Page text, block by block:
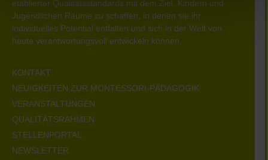
etablierter Qualitätsstandards mit dem Ziel, Kindern und
Jugendlichen Räume zu schaffen, in denen sie ihr
individuelles Potential entfalten und sich in der Welt von
heute verantwortungsvoll entwickeln können.
KONTAKT
NEUIGKEITEN ZUR MONTESSORI-PÄDAGOGIK
VERANSTALTUNGEN
QUALITÄTSRAHMEN
STELLENPORTAL
NEWSLETTER